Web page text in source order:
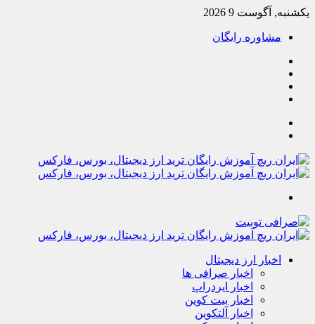
یکشنبه, آگوست 9 2026
مشاوره رایگان
اخبار ارز دیجیتال
اخبار صرافی ها
اخبار ایردراپ
اخبار بیت کوین
اخبار آلتکوین